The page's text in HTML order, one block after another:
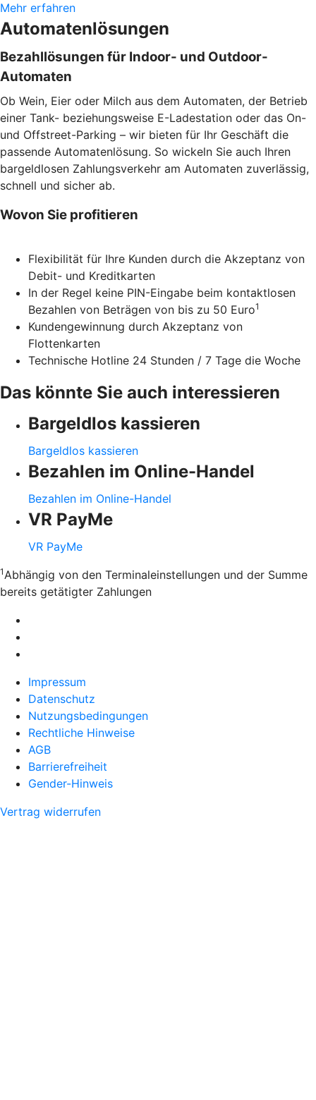
Mehr erfahren
Automatenlösungen
Bezahllösungen für Indoor- und Outdoor-
Automaten
Ob Wein, Eier oder Milch aus dem Automaten, der Betrieb
einer Tank- beziehungsweise E-Ladestation oder das On-
und Offstreet-Parking – wir bieten für Ihr Geschäft die
passende Automatenlösung. So wickeln Sie auch Ihren
bargeldlosen Zahlungsverkehr am Automaten zuverlässig,
schnell und sicher ab.
Wovon Sie profitieren
Flexibilität für Ihre Kunden durch die Akzeptanz von
Debit- und Kreditkarten
In der Regel keine PIN-Eingabe beim kontaktlosen
Bezahlen von Beträgen von bis zu 50 Euro1
Kundengewinnung durch Akzeptanz von
Flottenkarten
Technische Hotline 24 Stunden / 7 Tage die Woche
Das könnte Sie auch interessieren
Bargeldlos kassieren
Bargeldlos kassieren
Bezahlen im Online-Handel
Bezahlen im Online-Handel
VR PayMe
VR PayMe
1Abhängig von den Terminaleinstellungen und der Summe
bereits getätigter Zahlungen
Impressum
Datenschutz
Nutzungsbedingungen
Rechtliche Hinweise
AGB
Barrierefreiheit
Gender-Hinweis
Vertrag widerrufen